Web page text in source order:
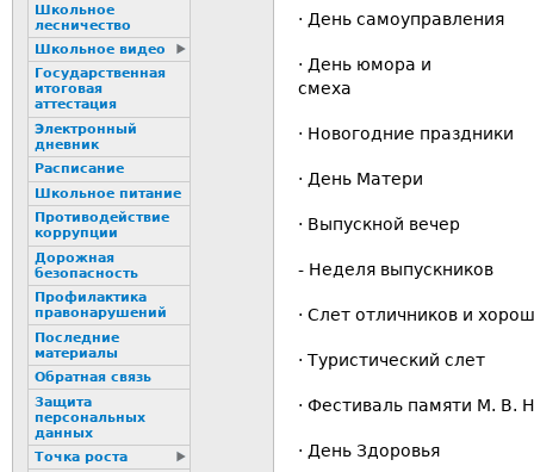
· День самоуправления
· День юмора и
· Новогодние праздники
· День Матери
· Выпускной вечер
- Неделя выпускников
· Слет отличников и
· Туристический слет
· Фестиваль памяти М. В.
· День Здоровья
Школьное
лесничество
Школьное видео
Государственная
итоговая
аттестация
Электронный
дневник
Расписание
Школьное питание
Пpотиводействие
коppупции
Дорожная
безопасность
Профилактика
пpaвонаpушений
Последние
материалы
Обратная связь
Защита
персональных
данных
Точка роста